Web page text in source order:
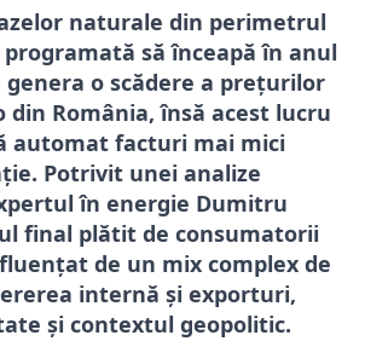
naturale din perimetrul
să înceapă în anul
genera o scădere a prețurilor
din România, însă acest lucru
automat facturi mai mici
Potrivit unei analize
în energie Dumitru
final plătit de consumatorii
de un mix complex de
internă și exporturi,
și contextul geopolitic.